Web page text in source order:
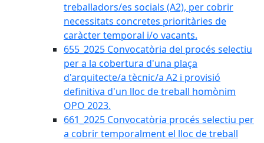
treballadors/es socials (A2), per cobrir
necessitats concretes prioritàries de
caràcter temporal i/o vacants.
655_2025 Convocatòria del procés selectiu
per a la cobertura d'una plaça
d'arquitecte/a tècnic/a A2 i provisió
definitiva d'un lloc de treball homònim
OPO 2023.
661_2025 Convocatòria procés selectiu per
a cobrir temporalment el lloc de treball